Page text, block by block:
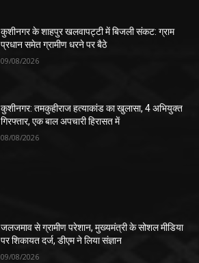
कुशीनगर के शाहपुर खलवापट्टी में बिजली संकट: ग्राम
प्रधान समेत ग्रामीण धरने पर बैठे
09/08/2026
कुशीनगर: तमकुहीराज हत्याकांड का खुलासा, 4 अभियुक्त
गिरफ्तार, एक बाल अपचारी हिरासत में
08/08/2026
जलजमाव से ग्रामीण परेशान, मुख्यमंत्री के सोशल मीडिया
पर शिकायत दर्ज, डीएम ने लिया संज्ञान
09/08/2026